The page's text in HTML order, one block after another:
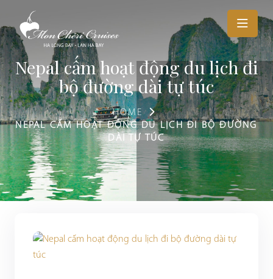
Nepal cấm hoạt động du lịch đi
bộ đường dài tự túc
HOME
NEPAL CẤM HOẠT ĐỘNG DU LỊCH ĐI BỘ ĐƯỜNG
DÀI TỰ TÚC